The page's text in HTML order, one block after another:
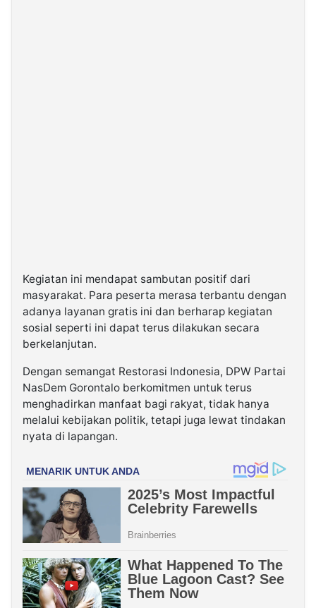
Kegiatan ini mendapat sambutan positif dari
masyarakat. Para peserta merasa terbantu dengan
adanya layanan gratis ini dan berharap kegiatan
sosial seperti ini dapat terus dilakukan secara
berkelanjutan.
Dengan semangat Restorasi Indonesia, DPW Partai
NasDem Gorontalo berkomitmen untuk terus
menghadirkan manfaat bagi rakyat, tidak hanya
melalui kebijakan politik, tetapi juga lewat tindakan
nyata di lapangan.